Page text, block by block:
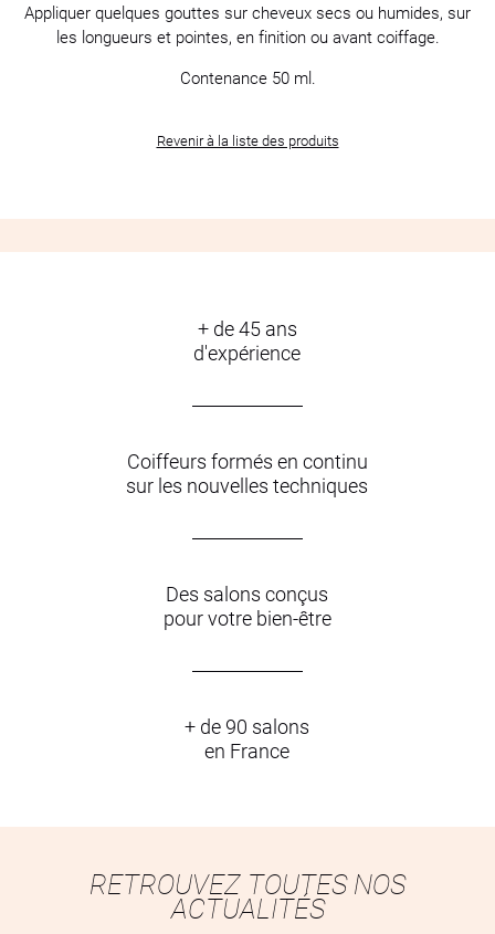
Appliquer quelques gouttes sur cheveux secs ou humides, sur
les longueurs et pointes, en finition ou avant coiffage.
Contenance 50 ml.
Revenir à la liste des produits
+ de 45 ans
d'expérience
Coiffeurs formés en continu
sur les nouvelles techniques
Des salons conçus
pour votre bien-être
+ de 90 salons
en France
RETROUVEZ TOUTES NOS
ACTUALITÉS